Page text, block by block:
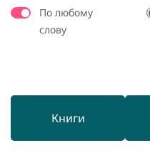
По любому
слову
Книги